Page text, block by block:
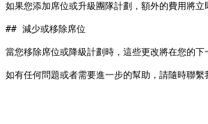
如果您添加席位或升級團隊計劃，額外的費用將立
## 減少或移除席位
當您移除席位或降級計劃時，這些更改將在您的下